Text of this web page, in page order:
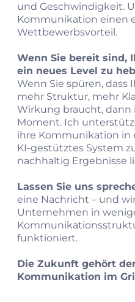
und Geschwindigkeit.
Kommunikation einen
Wettbewerbsvorteil.
Wenn Sie bereit sind,
ein neues Level zu
Wenn Sie spüren,
mehr Struktur, mehr
Wirkung braucht,
Moment. Ich
ihre Kommunikation in
KI‑gestütztes System
nachhaltig Ergebnisse
Lassen Sie uns
eine Nachricht – und
Unternehmen in
funktioniert.
Die Zukunft gehört
Kommunikation im